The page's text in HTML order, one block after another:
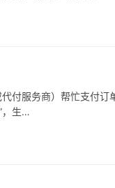
付服务商）帮忙支付
，生…